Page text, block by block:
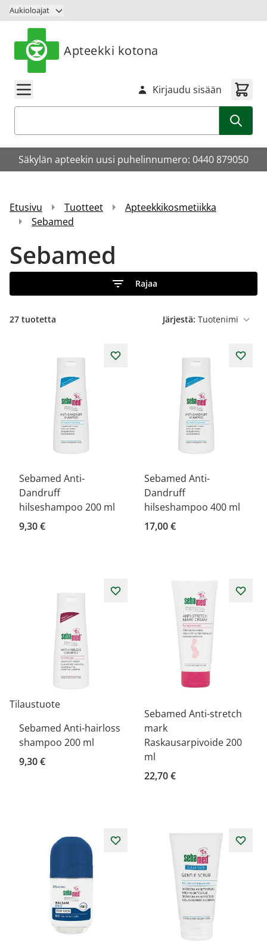
Siirry sisältöön
Aukioloajat
Apteekki kotona
Kirjaudu sisään
Säkylän apteekin uusi puhelinnumero: 0440 879050
Etusivu Tuotteet
Apteekkikosmetiikka
Sebamed
Sebamed
Rajaa
27 tuotetta Järjestä:
Sebamed Anti-
Dandruff
hilseshampoo 200 ml
9,30 €
Sebamed Anti-
Dandruff
hilseshampoo 400 ml
17,00 €
Tilaustuote
Sebamed Anti-hairloss
shampoo 200 ml
9,30 €
Sebamed Anti-stretch
mark
Raskausarpivoide 200
ml
22,70 €